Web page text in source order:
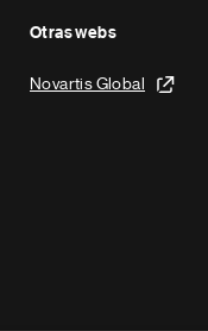
Otras webs
Novartis Global